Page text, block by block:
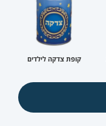
קופת צדקה לילדים